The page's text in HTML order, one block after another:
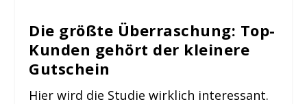
Die größte Überraschung: Top-
Kunden gehört der kleinere
Gutschein
Hier wird die Studie wirklich interessant.